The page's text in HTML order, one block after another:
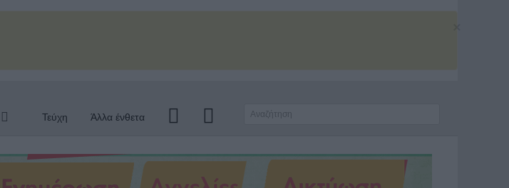
Τεύχη Άλλα ένθετα